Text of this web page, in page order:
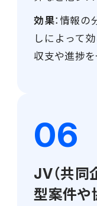
効果：情報
しによって
収支や進捗を
JV（共同
型案件や